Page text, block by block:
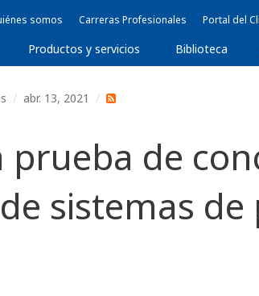
somos Carreras Profesionales Portal del
Productos y servicios Biblioteca
abr. 13, 2021
de
sistemas